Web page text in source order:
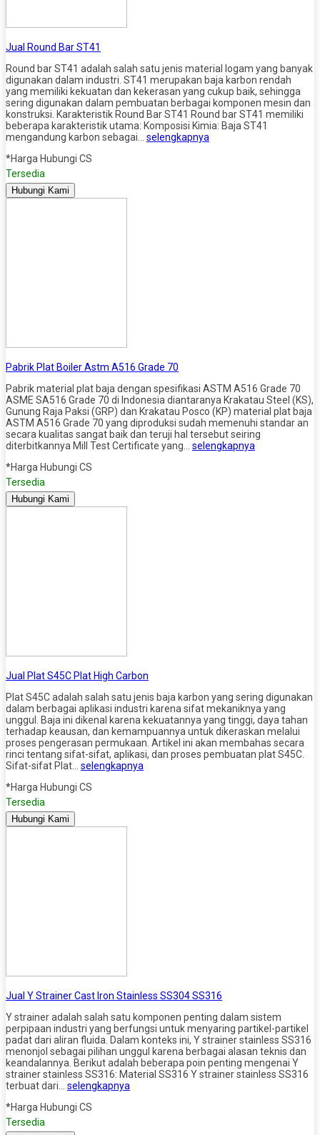
Jual Round Bar ST41
Round bar ST41 adalah salah satu jenis material logam yang banyak
digunakan dalam industri. ST41 merupakan baja karbon rendah
yang memiliki kekuatan dan kekerasan yang cukup baik, sehingga
sering digunakan dalam pembuatan berbagai komponen mesin dan
konstruksi. Karakteristik Round Bar ST41 Round bar ST41 memiliki
beberapa karakteristik utama: Komposisi Kimia: Baja ST41
mengandung karbon sebagai… selengkapnya
*Harga Hubungi CS
Tersedia
Hubungi Kami
Pabrik Plat Boiler Astm A516 Grade 70
Pabrik material plat baja dengan spesifikasi ASTM A516 Grade 70
ASME SA516 Grade 70 di Indonesia diantaranya Krakatau Steel (KS),
Gunung Raja Paksi (GRP) dan Krakatau Posco (KP) material plat baja
ASTM A516 Grade 70 yang diproduksi sudah memenuhi standar an
secara kualitas sangat baik dan teruji hal tersebut seiring
diterbitkannya Mill Test Certificate yang… selengkapnya
*Harga Hubungi CS
Tersedia
Hubungi Kami
Jual Plat S45C Plat High Carbon
Plat S45C adalah salah satu jenis baja karbon yang sering digunakan
dalam berbagai aplikasi industri karena sifat mekaniknya yang
unggul. Baja ini dikenal karena kekuatannya yang tinggi, daya tahan
terhadap keausan, dan kemampuannya untuk dikeraskan melalui
proses pengerasan permukaan. Artikel ini akan membahas secara
rinci tentang sifat-sifat, aplikasi, dan proses pembuatan plat S45C.
Sifat-sifat Plat… selengkapnya
*Harga Hubungi CS
Tersedia
Hubungi Kami
Jual Y Strainer Cast Iron Stainless SS304 SS316
Y strainer adalah salah satu komponen penting dalam sistem
perpipaan industri yang berfungsi untuk menyaring partikel-partikel
padat dari aliran fluida. Dalam konteks ini, Y strainer stainless SS316
menonjol sebagai pilihan unggul karena berbagai alasan teknis dan
keandalannya. Berikut adalah beberapa poin penting mengenai Y
strainer stainless SS316: Material SS316 Y strainer stainless SS316
terbuat dari… selengkapnya
*Harga Hubungi CS
Tersedia